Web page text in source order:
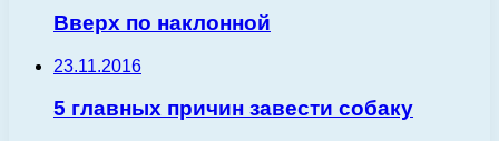
Вверх по наклонной
23.11.2016
5 главных причин завести собаку